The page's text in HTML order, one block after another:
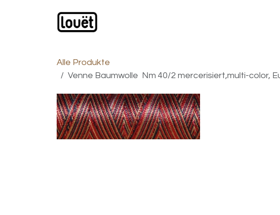
Alle Produkte
Venne Baumwolle Nm 40/2 mercerisiert,multi-color,